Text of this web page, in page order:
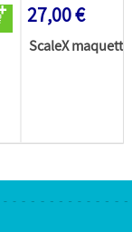
27,00 €
ScaleX